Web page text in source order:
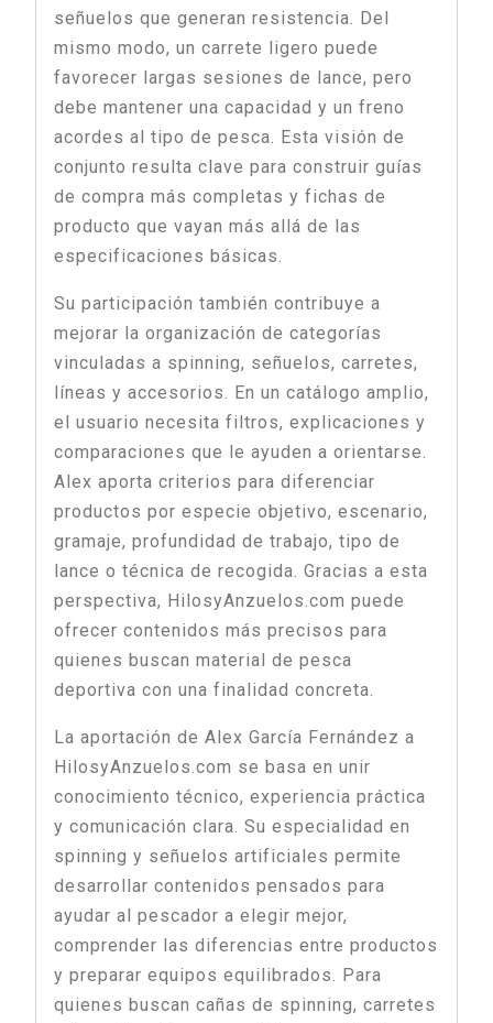
señuelos que generan resistencia. Del
mismo modo, un carrete ligero puede
favorecer largas sesiones de lance, pero
debe mantener una capacidad y un freno
acordes al tipo de pesca. Esta visión de
conjunto resulta clave para construir guías
de compra más completas y fichas de
producto que vayan más allá de las
especificaciones básicas.
Su participación también contribuye a
mejorar la organización de categorías
vinculadas a spinning, señuelos, carretes,
líneas y accesorios. En un catálogo amplio,
el usuario necesita filtros, explicaciones y
comparaciones que le ayuden a orientarse.
Alex aporta criterios para diferenciar
productos por especie objetivo, escenario,
gramaje, profundidad de trabajo, tipo de
lance o técnica de recogida. Gracias a esta
perspectiva, HilosyAnzuelos.com puede
ofrecer contenidos más precisos para
quienes buscan material de pesca
deportiva con una finalidad concreta.
La aportación de Alex García Fernández a
HilosyAnzuelos.com se basa en unir
conocimiento técnico, experiencia práctica
y comunicación clara. Su especialidad en
spinning y señuelos artificiales permite
desarrollar contenidos pensados para
ayudar al pescador a elegir mejor,
comprender las diferencias entre productos
y preparar equipos equilibrados. Para
quienes buscan cañas de spinning, carretes